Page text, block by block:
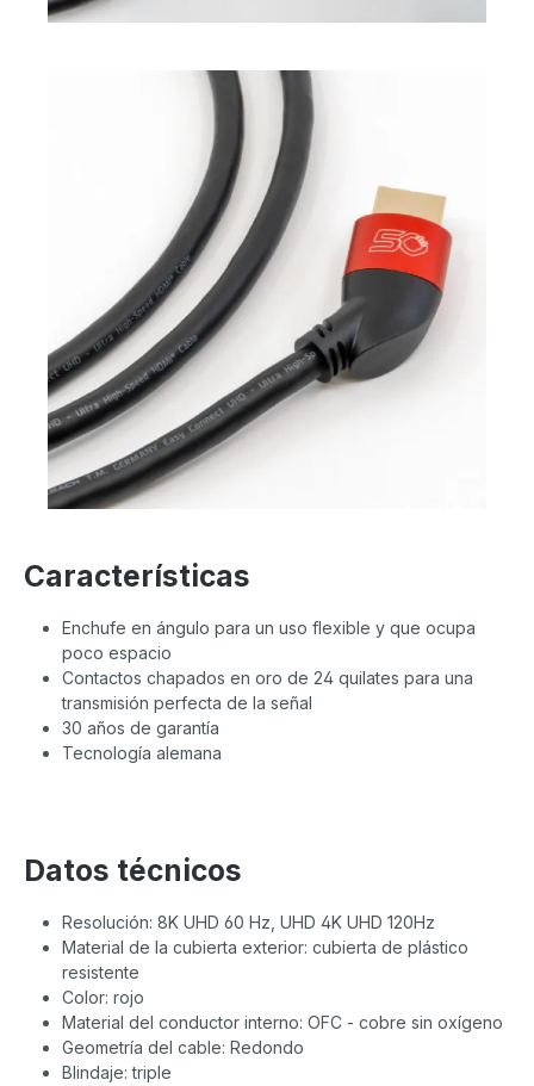
Características
Enchufe en ángulo para un uso flexible y que ocupa
poco espacio
Contactos chapados en oro de 24 quilates para una
transmisión perfecta de la señal
30 años de garantía
Tecnología alemana
Datos técnicos
Resolución: 8K UHD 60 Hz, UHD 4K UHD 120Hz
Material de la cubierta exterior: cubierta de plástico
resistente
Color: rojo
Material del conductor interno: OFC - cobre sin oxígeno
Geometría del cable: Redondo
Blindaje: triple